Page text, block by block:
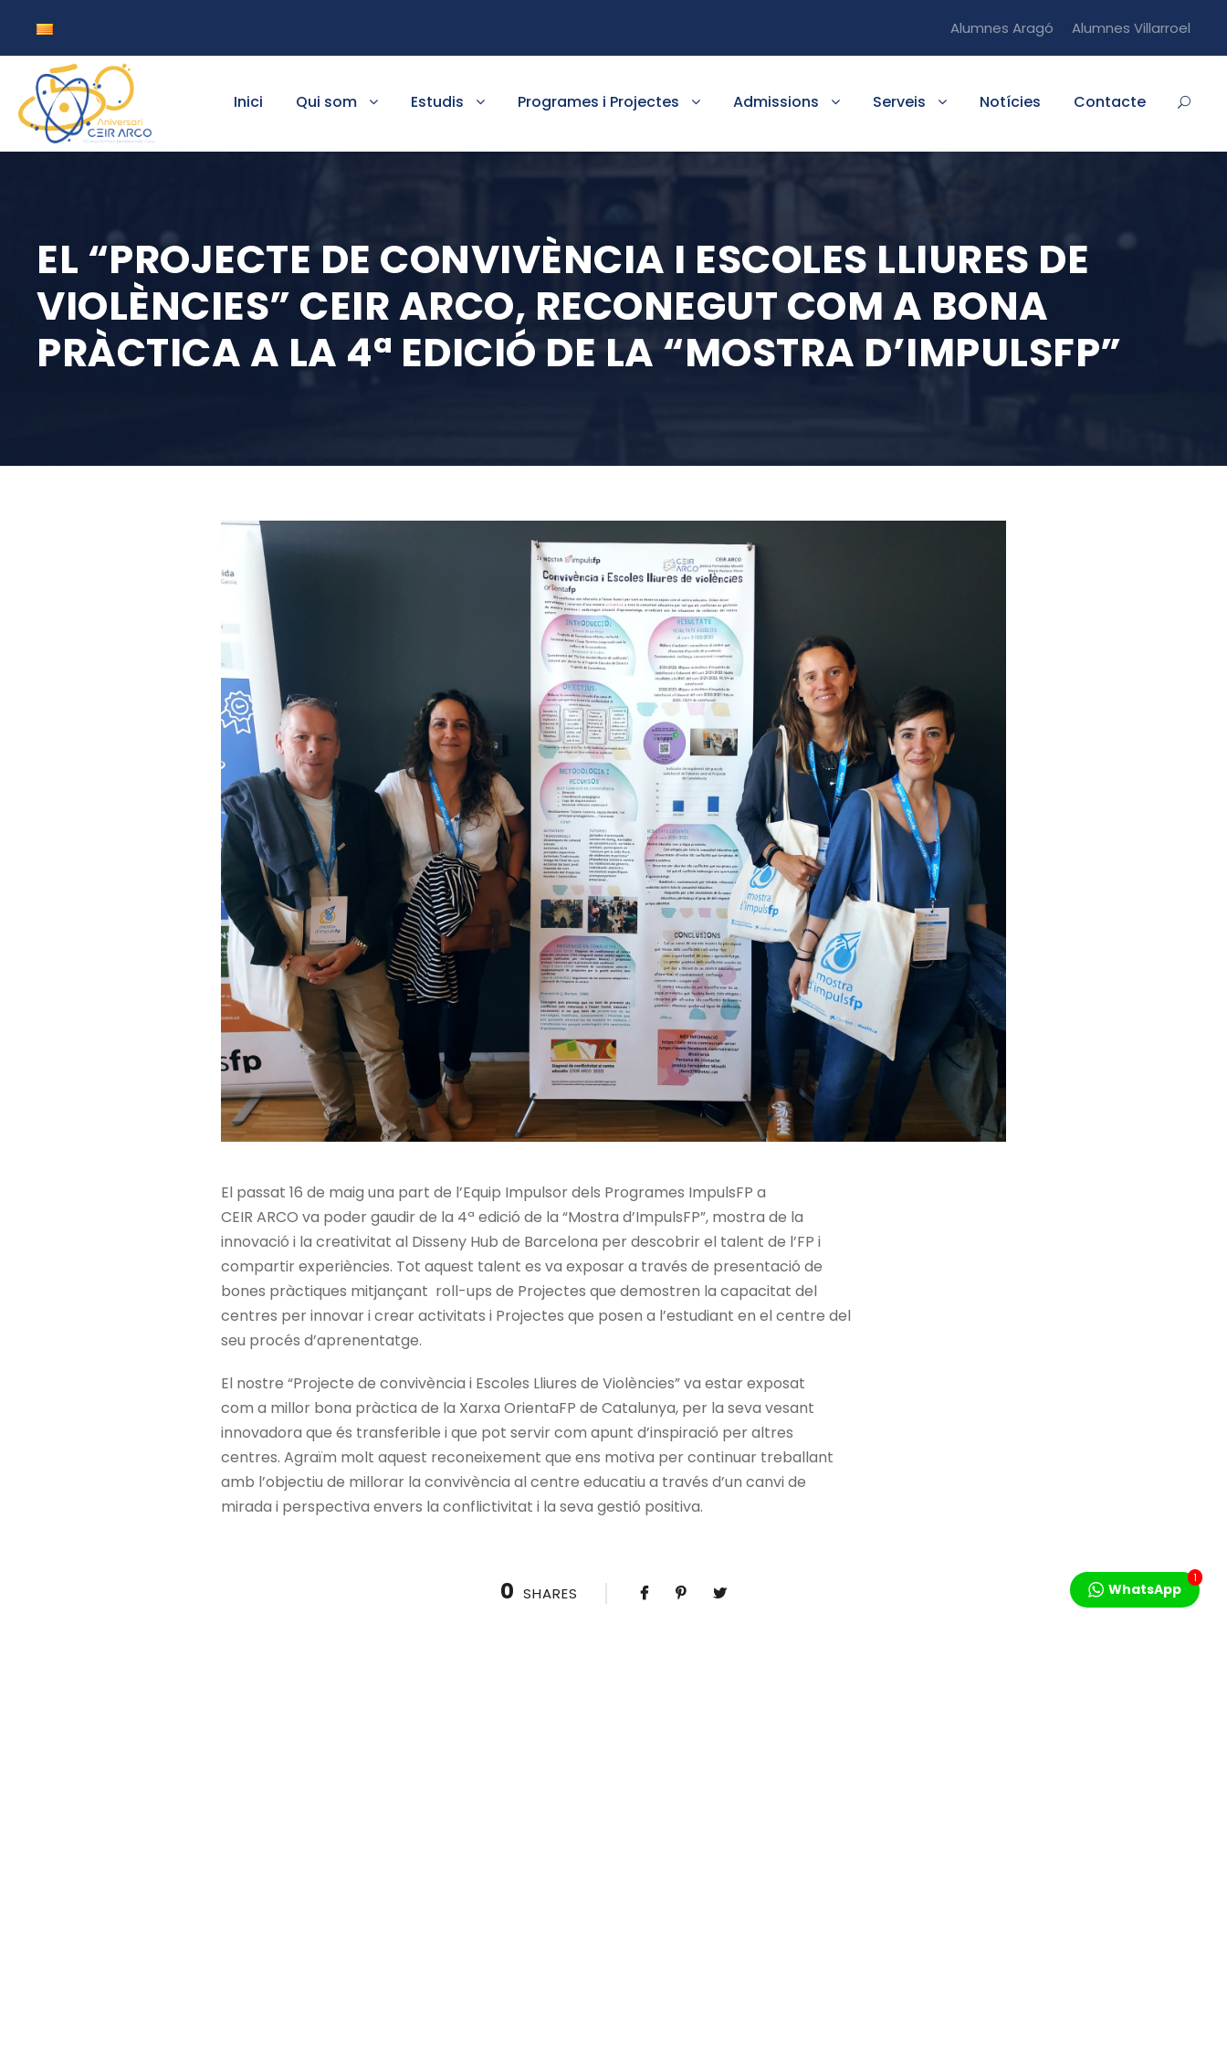
Alumnes Aragó Alumnes Villarroel
Inici Qui som Estudis Programes i Projectes Admissions Serveis Notícies Contacte
EL “PROJECTE DE CONVIVÈNCIA I ESCOLES LLIURES DE
VIOLÈNCIES” CEIR ARCO, RECONEGUT COM A BONA
PRÀCTICA A LA 4ª EDICIÓ DE LA “MOSTRA D’IMPULSFP”
El passat 16 de maig una part de l’Equip Impulsor dels Programes ImpulsFP a
CEIR ARCO va poder gaudir de la 4ª edició de la “Mostra d’ImpulsFP”, mostra de la
innovació i la creativitat al Disseny Hub de Barcelona per descobrir el talent de l’FP i
compartir experiències. Tot aquest talent es va exposar a través de presentació de
bones pràctiques mitjançant roll-ups de Projectes que demostren la capacitat del
centres per innovar i crear activitats i Projectes que posen a l’estudiant en el centre del
seu procés d’aprenentatge.
El nostre “Projecte de convivència i Escoles Lliures de Violències” va estar exposat
com a millor bona pràctica de la Xarxa OrientaFP de Catalunya, per la seva vesant
innovadora que és transferible i que pot servir com apunt d’inspiració per altres
centres. Agraïm molt aquest reconeixement que ens motiva per continuar treballant
amb l’objectiu de millorar la convivència al centre educatiu a través d’un canvi de
mirada i perspectiva envers la conflictivitat i la seva gestió positiva.
0 SHARES
Codi del centre: 08032211
C. Villarroel 5-7, 08011 Barcelona.
Tlf:934233086
secretaria.villarroel@ceir-arco.cat
Codi del centre: 08041741
C. Aragó 135, 08015 Barcelona.
Tlf:933233523.
secretaria.arago@ceir-arco.cat
WhatsApp
1